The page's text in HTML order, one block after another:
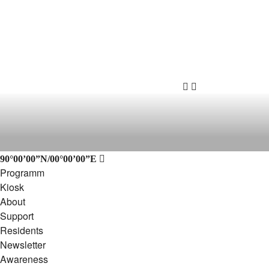
Kulturveranstaltungen statt, die die Wahrnehmung
90°00’00”N/00°00’00”E
Programm
Kiosk
About
Support
Residents
Newsletter
Awareness